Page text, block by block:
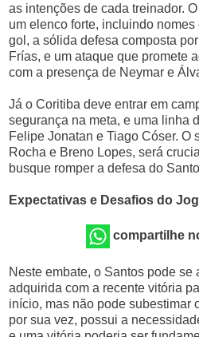
as intenções de cada treinador.
um elenco forte, incluindo
gol, a sólida defesa composta
Frías, e um ataque que promete
com a presença de Neymar e
Já o Coritiba deve entrar em
segurança na meta, e uma linha
Felipe Jonatan e Tiago Cóser. O
Rocha e Breno Lopes, será
busque romper a defesa do
Expectativas e Desafios do
compartilhe
Neste embate, o Santos pode se
adquirida com a recente vitória
início, mas não pode subestimar
por sua vez, possui a